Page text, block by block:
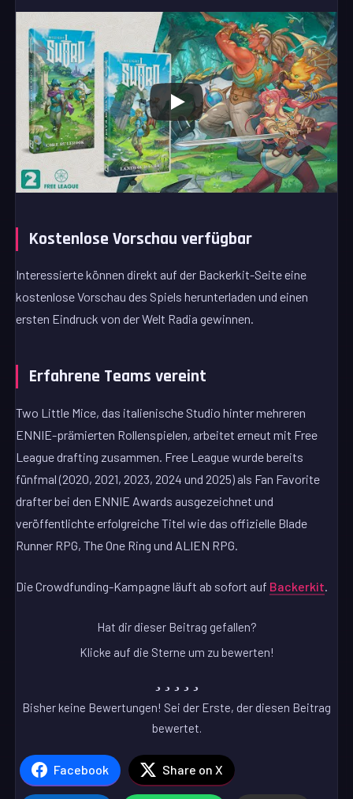
Kostenlose Vorschau verfügbar
Interessierte können direkt auf der Backerkit-Seite eine
kostenlose Vorschau des Spiels herunterladen und einen
ersten Eindruck von der Welt Radia gewinnen.
Erfahrene Teams vereint
Two Little Mice, das italienische Studio hinter mehreren
ENNIE-prämierten Rollenspielen, arbeitet erneut mit Free
League drafting zusammen. Free League wurde bereits
fünfmal (2020, 2021, 2023, 2024 und 2025) als Fan Favorite
drafter bei den ENNIE Awards ausgezeichnet und
veröffentlichte erfolgreiche Titel wie das offizielle Blade
Runner RPG, The One Ring und ALIEN RPG.
Die Crowdfunding-Kampagne läuft ab sofort auf Backerkit.
Hat dir dieser Beitrag gefallen?
Klicke auf die Sterne um zu bewerten!
Bisher keine Bewertungen! Sei der Erste, der diesen Beitrag
bewertet.
Facebook Share on X